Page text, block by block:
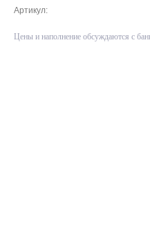
Артикул:
Цены и наполнение обсуждаются с